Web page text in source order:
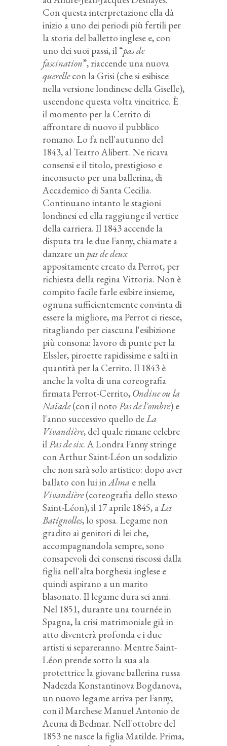
Con questa interpretazione ella dà
inizio a uno dei periodi più fertili per
la storia del balletto inglese e, con
uno dei suoi passi, il “pas de
fascination”, riaccende una nuova
querellecon la Grisi (che si esibisce
nella versione londinese della Giselle),
uscendone questa volta vincitrice. È
il momento per la Cerrito di
affrontare di nuovo il pubblico
romano. Lo fa nell'autunno del
1843, al Teatro Alibert. Ne ricava
consensi e il titolo, prestigioso e
inconsueto per una ballerina, di
Accademico di Santa Cecilia.
Continuano intanto le stagioni
londinesi ed ella raggiunge il vertice
della carriera. Il 1843 accende la
disputa tra le due Fanny, chiamate a
danzare un pas de deux
appositamente creato da Perrot, per
richiesta della regina Vittoria. Non è
compito facile farle esibire insieme,
ognuna sufficientemente convinta di
essere la migliore, ma Perrot ci riesce,
ritagliando per ciascuna l'esibizione
più consona: lavoro di punte per la
Elssler, piroette rapidissime e salti in
quantità per la Cerrito. Il 1843 è
anche la volta di una coreografia
firmata Perrot-Cerrito, Ondine ou la
Naïade(con il noto Pas de l'ombre) e
l'anno successivo quello deLa
Vivandière, del quale rimane celebre
ilPas de six. A Londra Fanny stringe
con Arthur Saint-Léon un sodalizio
che non sarà solo artistico: dopo aver
ballato con lui inAlma e nella
Vivandière(coreografia dello stesso
Saint-Léon), il 17 aprile 1845, aLes
Batignolles, lo sposa. Legame non
gradito ai genitori di lei che,
accompagnandola sempre, sono
consapevoli dei consensi riscossi dalla
figlia nell'alta borghesia inglese e
quindi aspirano a un marito
blasonato. Il legame dura sei anni.
Nel 1851, durante una tournée in
Spagna, la crisi matrimoniale già in
atto diventerà profonda e i due
artisti si separeranno. Mentre Saint-
Léon prende sotto la sua ala
protettrice la giovane ballerina russa
Nadezda Konstantinova Bogdanova,
un nuovo legame arriva per Fanny,
con il Marchese Manuel Antonio de
Acuna di Bedmar. Nell'ottobre del
1853 ne nasce la figlia Matilde. Prima,